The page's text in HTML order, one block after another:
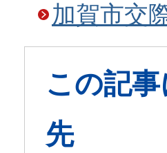
加賀市交
この記
先